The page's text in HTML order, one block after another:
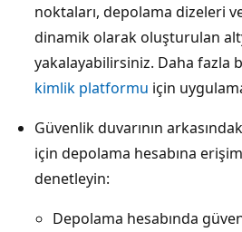
noktaları, depolama dizeleri
dinamik olarak oluşturulan
yakalayabilirsiniz. Daha fazla
kimlik platformu için
Güvenlik duvarının
için depolama hesabına
denetleyin:
Depolama hesabında